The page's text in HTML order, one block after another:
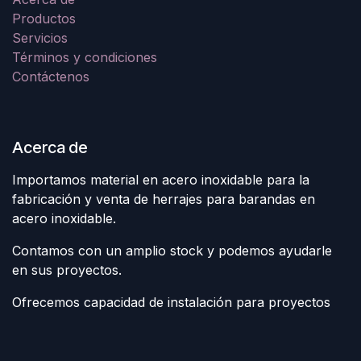
Productos
Servicios
Términos y condiciones
Contáctenos
Acerca de
Importamos material en acero inoxidable para la
fabricación y venta de herrajes para barandas en
acero inoxidable.
Contamos con un amplio stock y podemos ayudarle
en sus proyectos.
Ofrecemos capacidad de instalación para proyectos